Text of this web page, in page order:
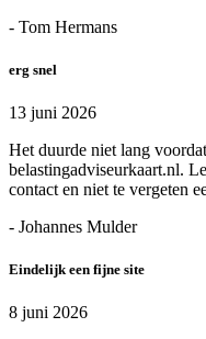
- Tom Hermans
erg snel
13 juni 2026
Het duurde niet lang
belastingadviseurkaart.nl.
contact en niet te vergeten
- Johannes Mulder
Eindelijk een fijne site
8 juni 2026